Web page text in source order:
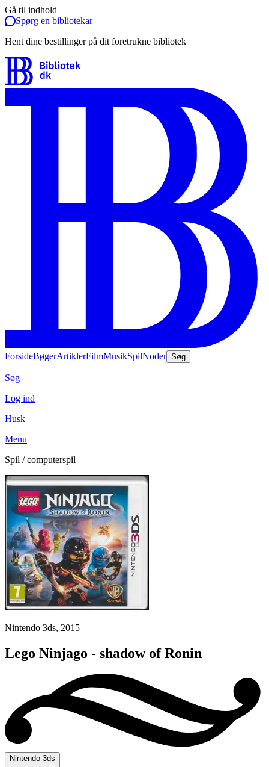
Gå til indhold
Spørg en bibliotekar
Hent dine bestillinger på dit foretrukne bibliotek
ForsideBøgerArtiklerFilmMusikSpilNoder Søg
Søg
Log ind
Husk
Menu
Spil / computerspil
Nintendo 3ds, 2015
Lego Ninjago - shadow of Ronin
Nintendo 3ds